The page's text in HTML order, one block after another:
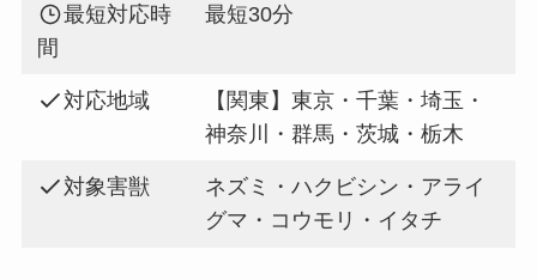
最短対応時
間
最短30分
対応地域
【関東】東京・千葉・埼玉・
神奈川・群馬・茨城・栃木
対象害獣
ネズミ・ハクビシン・アライ
グマ・コウモリ・イタチ